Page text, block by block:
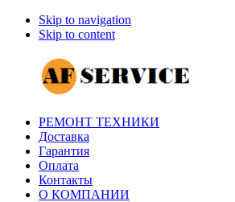
Skip to navigation
Skip to content
РЕМОНТ ТЕХНИКИ
Доставка
Гарантия
Оплата
Контакты
О КОМПАНИИ